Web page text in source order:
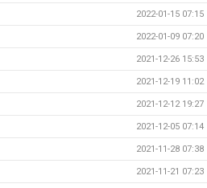
2022-01-15 07:15
2022-01-09 07:20
2021-12-26 15:53
2021-12-19 11:02
2021-12-12 19:27
2021-12-05 07:14
2021-11-28 07:38
2021-11-21 07:23